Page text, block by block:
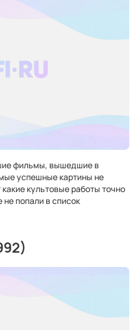
фильмы, вышедшие в
успешные картины не
культовые работы точно
попали в список